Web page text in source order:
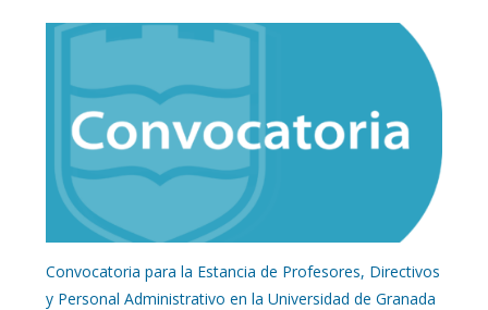
Convocatoria para la Estancia de Profesores, Directivos
y Personal Administrativo en la Universidad de Granada